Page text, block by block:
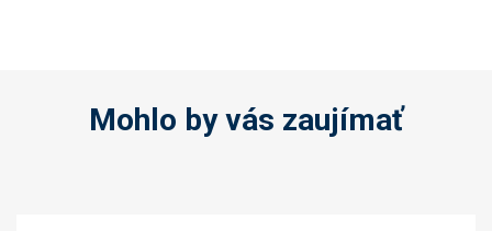
Mohlo by vás zaujímať